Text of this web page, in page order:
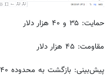
حمایت: ۳۵ و ۴۰ هزار دلار
مقاومت: ۴۵ هزار دلار
پیش‌بینی: بازگشت به محدوده ۴۰ هزار دلار (پولبک)